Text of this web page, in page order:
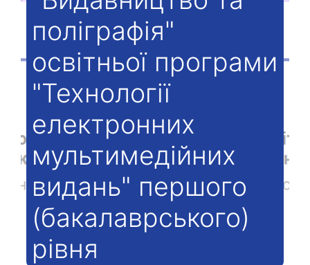
поліграфія"
освітньої програми
"Технології
електронних
мультимедійних
видань" першого
(бакалаврського)
рівня